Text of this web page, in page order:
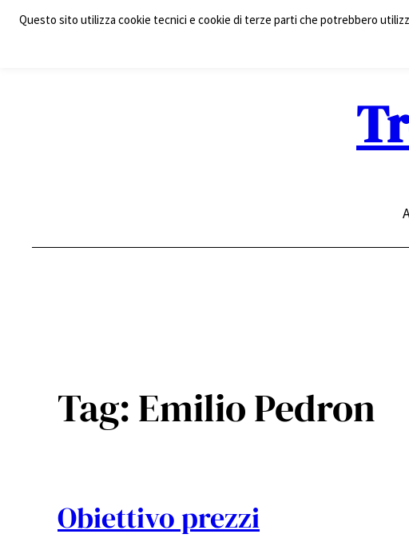
Vai
Tag:Emilio Pedron
Obiettivo prezzi
Questo sito utilizza cookie tecnici e cookie di terze parti che potrebbero